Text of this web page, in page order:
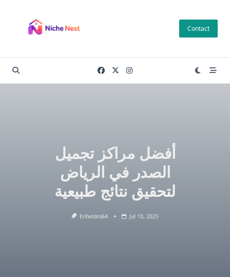
content
Contact
أفضل مراكز تجميل
الصدر في الرياض
لتحقيق نتائج طبيعية
Enfieldro64 Jul 10, 2025